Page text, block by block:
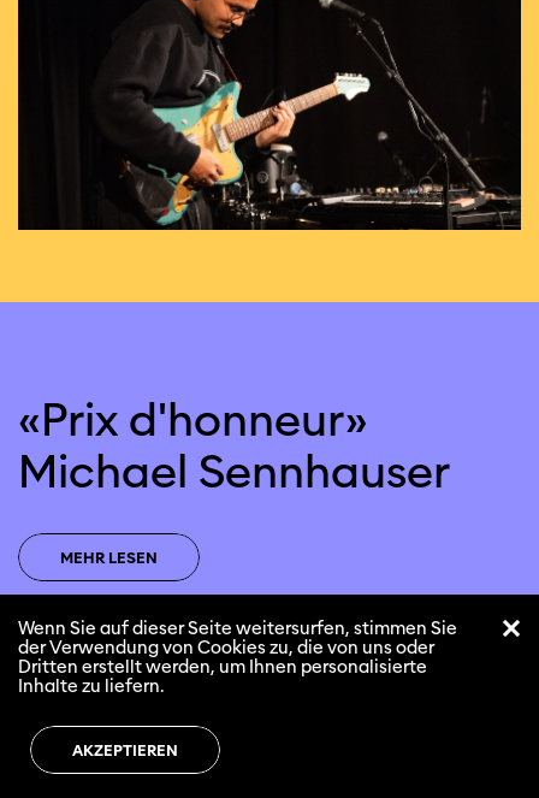
«Prix d'honneur»
Michael Sennhauser
MEHR LESEN
Wenn Sie auf dieser Seite weitersurfen, stimmen Sie
der Verwendung von Cookies zu, die von uns oder
Dritten erstellt werden, um Ihnen personalisierte
Inhalte zu liefern.
AKZEPTIEREN